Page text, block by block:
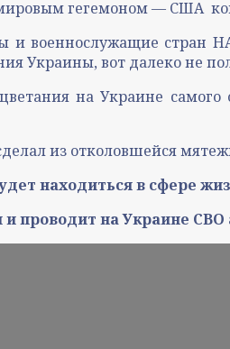
гегемоном — США
и военнослужащие стран
Украины, вот далеко не
на Украине самого
из отколовшейся
находиться в сфере
и проводит на Украине